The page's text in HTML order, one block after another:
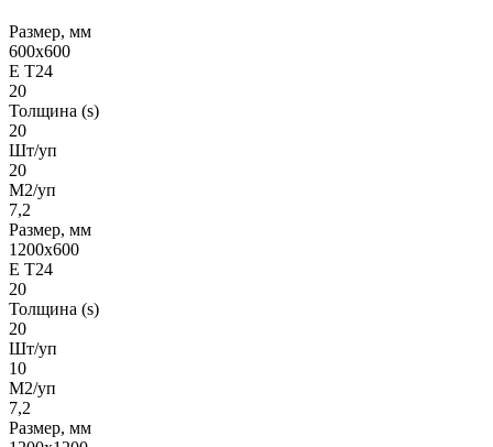
Размер, мм
600x600
Е Т24
20
Толщина (s)
20
Шт/уп
20
М2/уп
7,2
Размер, мм
1200x600
Е Т24
20
Толщина (s)
20
Шт/уп
10
М2/уп
7,2
Размер, мм